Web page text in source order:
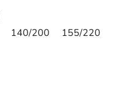
140/200 155/220